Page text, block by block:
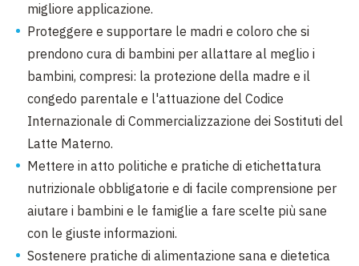
migliore applicazione.
Proteggere e supportare le madri e coloro che si
prendono cura di bambini per allattare al meglio i
bambini, compresi: la protezione della madre e il
congedo parentale e l'attuazione del Codice
Internazionale di Commercializzazione dei Sostituti del
Latte Materno.
Mettere in atto politiche e pratiche di etichettatura
nutrizionale obbligatorie e di facile comprensione per
aiutare i bambini e le famiglie a fare scelte più sane
con le giuste informazioni.
Sostenere pratiche di alimentazione sana e dietetica